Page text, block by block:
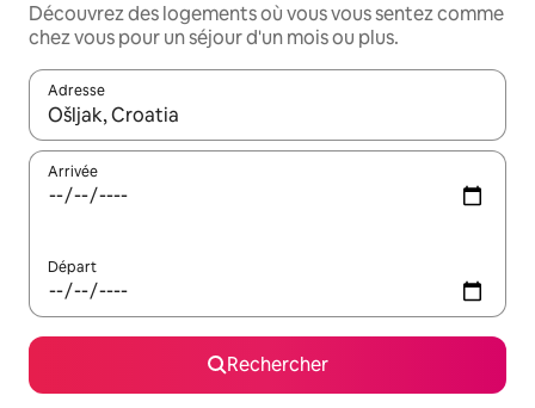
Découvrez des logements où vous vous sentez comme
chez vous pour un séjour d'un mois ou plus.
Adresse
Lorsque les résultats s'affichent, utilisez les flèches vers le
Arrivée
Départ
Rechercher